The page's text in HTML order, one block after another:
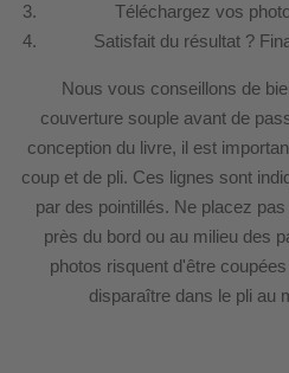
Téléchargez vos
Satisfait du résultat ?
Nous vous conseillons de
couverture souple avant de
conception du livre, il est
coup et de pli. Ces lignes sont
par des pointillés. Ne placez
près du bord ou au milieu des
photos risquent d'être
disparaître dans le pli au